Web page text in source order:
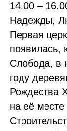
14.00 –
Надежды,
Первая
появилась,
Слобода, в
году
Рождества
на её